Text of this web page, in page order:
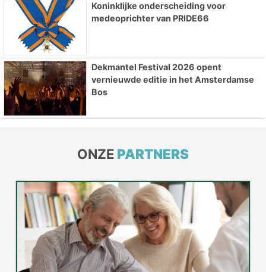
Koninklijke onderscheiding voor
medeoprichter van PRIDE66
Dekmantel Festival 2026 opent
vernieuwde editie in het Amsterdamse
Bos
ONZE PARTNERS